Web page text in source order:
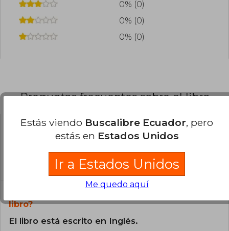
0% (0)
0% (0)
0% (0)
Preguntas frecuentes sobre el libro
¿El libro es original?
Todos los libros de nuestro
catálogo son Originales.
¿En qué Idioma está escrito el
libro?
El libro está escrito en Inglés.
Estás viendo Buscalibre Ecuador, pero
estás en Estados Unidos
Ir a Estados Unidos
Me quedo aquí